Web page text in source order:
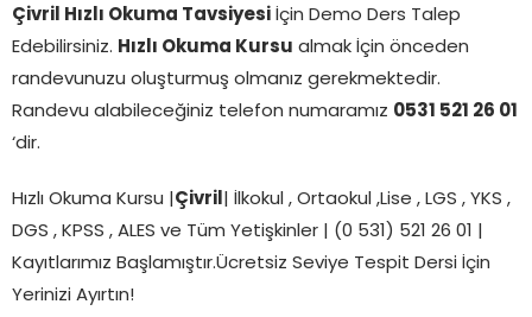
Çivril Hızlı Okuma Tavsiyesi
İçin Demo Ders Talep
Edebilirsiniz. Hızlı Okuma Kursu almak İçin önceden
randevunuzu oluşturmuş olmanız gerekmektedir.
Randevu alabileceğiniz telefon numaramız 0531 521 26 01
‘dir.
Hızlı Okuma Kursu | Çivril
| İlkokul , Ortaokul ,Lise , LGS , YKS ,
DGS , KPSS , ALES ve Tüm Yetişkinler | (0 531) 521 26 01 |
Kayıtlarımız Başlamıştır.Ücretsiz Seviye Tespit Dersi İçin
Yerinizi Ayırtın!